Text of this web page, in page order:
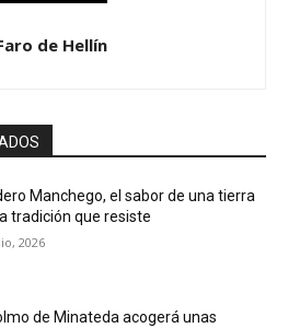
de Hellín
Manchego, el sabor de una tierra
tradición que resiste
2026
de Minateda acogerá unas